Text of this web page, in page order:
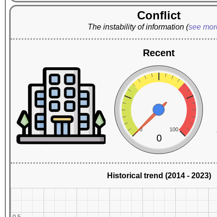
Conflict
The instability of information (see
Recent
0 100
0
Historical trend (2014 - 2023)